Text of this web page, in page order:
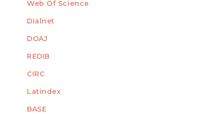
Web Of Science
Dialnet
DOAJ
REDIB
CIRC
Latindex
BASE